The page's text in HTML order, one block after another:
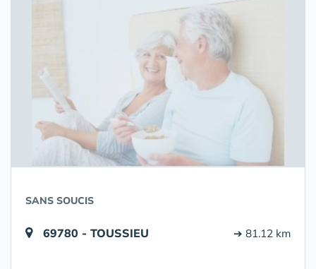
SANS SOUCIS
69780 - TOUSSIEU ➔ 81.12 km